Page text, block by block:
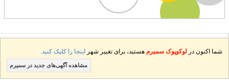
شما اکنون در لوکوپوک سمیرم هستید، برای تغییر شهراینجا را کلیک کنید.
مشاهده آگهی‌های جدید در سمیرم